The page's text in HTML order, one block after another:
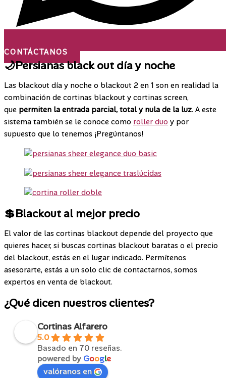
CONTÁCTANOS
🌙Persianas black out día y noche
Las blackout día y noche o blackout 2 en 1 son en realidad la
combinación de cortinas blackout y cortinas screen,
que permiten la entrada parcial, total y nula de la luz. A este
sistema también se le conoce como roller duo y por
supuesto que lo tenemos ¡Pregúntanos!
💲Blackout al mejor precio
El valor de las cortinas blackout depende del proyecto que
quieres hacer, si buscas cortinas blackout baratas o el precio
del blackout, estás en el lugar indicado. Permítenos
asesorarte, estás a un solo clic de contactarnos, somos
expertos en venta de blackout.
¿Qué dicen nuestros clientes?
Cortinas Alfarero
5.0
Basado en 70 reseñas.
powered by Google
valóranos en